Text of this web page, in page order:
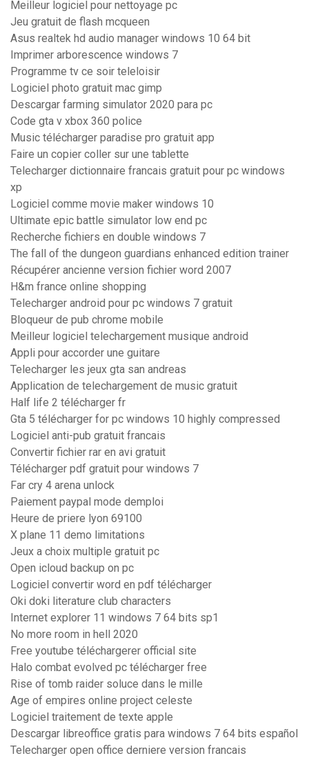
Meilleur logiciel pour nettoyage pc
Jeu gratuit de flash mcqueen
Asus realtek hd audio manager windows 10 64 bit
Imprimer arborescence windows 7
Programme tv ce soir teleloisir
Logiciel photo gratuit mac gimp
Descargar farming simulator 2020 para pc
Code gta v xbox 360 police
Music télécharger paradise pro gratuit app
Faire un copier coller sur une tablette
Telecharger dictionnaire francais gratuit pour pc windows
xp
Logiciel comme movie maker windows 10
Ultimate epic battle simulator low end pc
Recherche fichiers en double windows 7
The fall of the dungeon guardians enhanced edition trainer
Récupérer ancienne version fichier word 2007
H&m france online shopping
Telecharger android pour pc windows 7 gratuit
Bloqueur de pub chrome mobile
Meilleur logiciel telechargement musique android
Appli pour accorder une guitare
Telecharger les jeux gta san andreas
Application de telechargement de music gratuit
Half life 2 télécharger fr
Gta 5 télécharger for pc windows 10 highly compressed
Logiciel anti-pub gratuit francais
Convertir fichier rar en avi gratuit
Télécharger pdf gratuit pour windows 7
Far cry 4 arena unlock
Paiement paypal mode demploi
Heure de priere lyon 69100
X plane 11 demo limitations
Jeux a choix multiple gratuit pc
Open icloud backup on pc
Logiciel convertir word en pdf télécharger
Oki doki literature club characters
Internet explorer 11 windows 7 64 bits sp1
No more room in hell 2020
Free youtube téléchargerer official site
Halo combat evolved pc télécharger free
Rise of tomb raider soluce dans le mille
Age of empires online project celeste
Logiciel traitement de texte apple
Descargar libreoffice gratis para windows 7 64 bits español
Telecharger open office derniere version francais